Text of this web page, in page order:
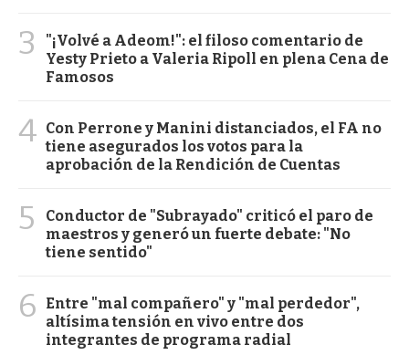
3
"¡Volvé a Adeom!": el filoso comentario de
Yesty Prieto a Valeria Ripoll en plena Cena de
Famosos
4 Con Perrone y Manini distanciados, el FA no
tiene asegurados los votos para la
aprobación de la Rendición de Cuentas
5
Conductor de "Subrayado" criticó el paro de
maestros y generó un fuerte debate: "No
tiene sentido"
6
Entre "mal compañero" y "mal perdedor",
altísima tensión en vivo entre dos
integrantes de programa radial